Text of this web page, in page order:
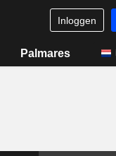
Inloggen
Palmares